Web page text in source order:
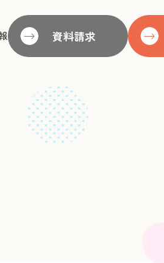
資料請求
医療支援体制について
ービレッジ日野